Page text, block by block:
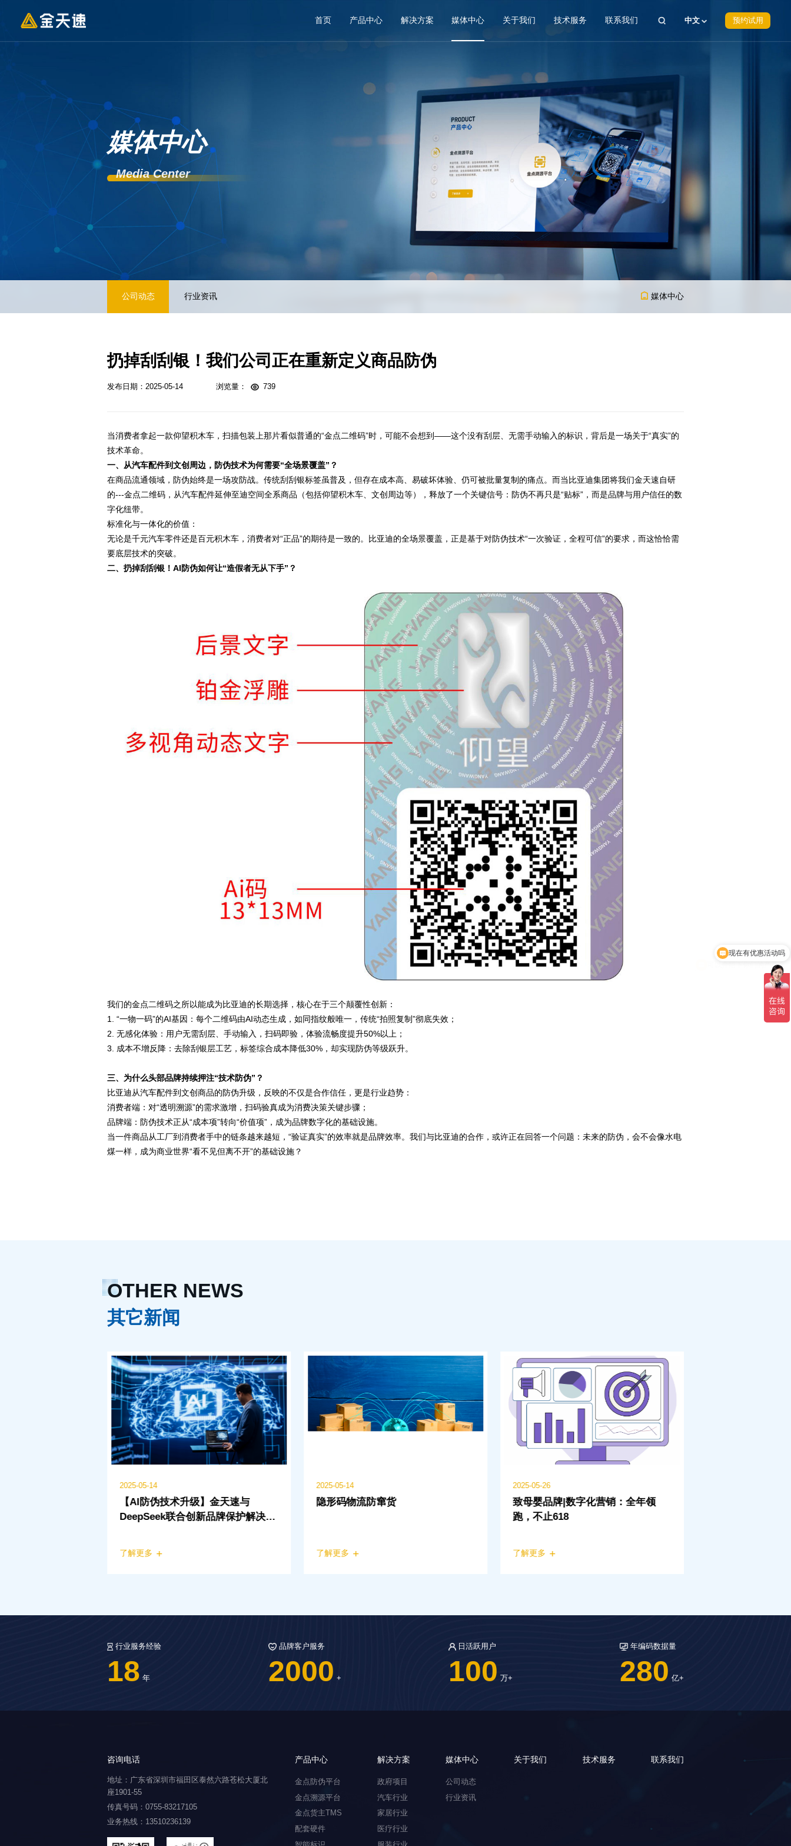
首页 产品中心 解决方案 媒体中心 关于我们 技术服务 联系我们 中文 预约试用
媒体中心
Media Center
公司动态 行业资讯 媒体中心
扔掉刮刮银！我们公司正在重新定义商品防伪
发布日期：2025-05-14 浏览量： 739
当消费者拿起一款仰望积木车，扫描包装上那片看似普通的“金点二维码”时，可能不会想到——这个没有刮层、无需手动输入的标识，背后是一场关于“真实”的
技术革命。
一、从汽车配件到文创周边，防伪技术为何需要“全场景覆盖”？
在商品流通领域，防伪始终是一场攻防战。传统刮刮银标签虽普及，但存在成本高、易破坏体验、仍可被批量复制的痛点。而当比亚迪集团将我们金天速自研
的---金点二维码，从汽车配件延伸至迪空间全系商品（包括仰望积木车、文创周边等），释放了一个关键信号：防伪不再只是“贴标”，而是品牌与用户信任的数
字化纽带。
标准化与一体化的价值：
无论是千元汽车零件还是百元积木车，消费者对“正品”的期待是一致的。比亚迪的全场景覆盖，正是基于对防伪技术“一次验证，全程可信”的要求，而这恰恰需
要底层技术的突破。
二、扔掉刮刮银！AI防伪如何让“造假者无从下手”？
我们的金点二维码之所以能成为比亚迪的长期选择，核心在于三个颠覆性创新：
1. “一物一码”的AI基因：每个二维码由AI动态生成，如同指纹般唯一，传统“拍照复制”彻底失效；
2. 无感化体验：用户无需刮层、手动输入，扫码即验，体验流畅度提升50%以上；
3. 成本不增反降：去除刮银层工艺，标签综合成本降低30%，却实现防伪等级跃升。
三、为什么头部品牌持续押注“技术防伪”？
比亚迪从汽车配件到文创商品的防伪升级，反映的不仅是合作信任，更是行业趋势：
消费者端：对“透明溯源”的需求激增，扫码验真成为消费决策关键步骤；
品牌端：防伪技术正从“成本项”转向“价值项”，成为品牌数字化的基础设施。
当一件商品从工厂到消费者手中的链条越来越短，“验证真实”的效率就是品牌效率。我们与比亚迪的合作，或许正在回答一个问题：未来的防伪，会不会像水电
煤一样，成为商业世界“看不见但离不开”的基础设施？
OTHER NEWS
其它新闻
2025-05-14
【AI防伪技术升级】金天速与
DeepSeek联合创新品牌保护解决方
了解更多
2025-05-14
隐形码物流防窜货
了解更多
2025-05-26
致母婴品牌|数字化营销：全年领
跑，不止618
了解更多
行业服务经验
18 年
品牌客户服务
2000 +
日活跃用户
100 万+
年编码数据量
280 亿+
咨询电话
地址：广东省深圳市福田区泰然六路苍松大厦北
座1901-55
传真号码：0755-83217105
业务热线：13510236139
产品中心
金点防伪平台
金点溯源平台
金点货主TMS
配套硬件
解决方案
政府项目
汽车行业
家居行业
医疗行业
媒体中心
公司动态
行业资讯
关于我们 技术服务 联系我们
可以介绍下你们的产品么